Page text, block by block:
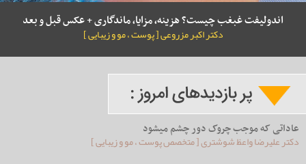
اندولیفت غبغب چیست؟ هزینه، مزایا، ماندگاری + عکس قبل و بعد
دکتر اکبر مزروعی [ پوست ، مو و زیبایی ]
عاداتی که موجب چروک دور چشم میشود
دکتر علیرضا واعظ شوشتری [ متخصص پوست ، مو و زیبایی ]